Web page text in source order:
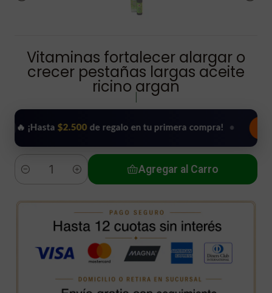
Vitaminas fortalecer alargar o
crecer pestañas largas aceite
ricino argan
$2.500 de regalo en tu primera compra! • Usar mi
Cantidad
Agregar al Carro